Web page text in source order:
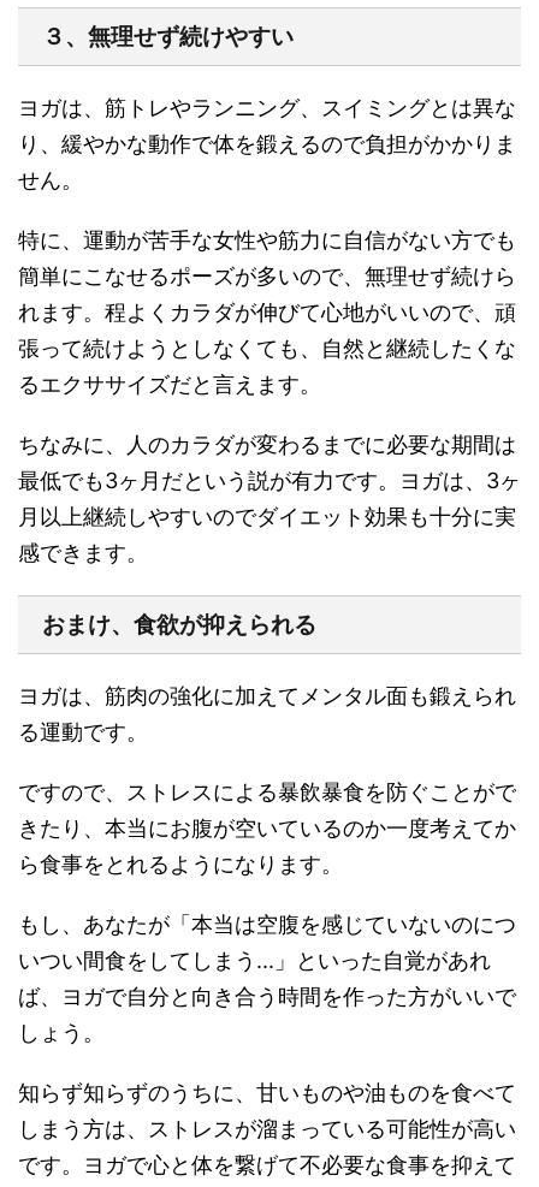
３、無理せず続けやすい
ヨガは、筋トレやランニング、スイミングとは異な
り、緩やかな動作で体を鍛えるので負担がかかりま
せん。
特に、 運動が苦手な女性や筋力に自信がない方でも
簡単にこなせるポーズが多いので、無理せず続けら
れます。程よくカラダが伸びて心地がいいので、頑
張って続けようとしなくても、自然と継続したくな
るエクササイズだと言えます。
ちなみに、
人のカラダが変わるまでに必要な期間は
最低でも3ヶ月 だという説が有力です。ヨガは、3ヶ
月以上継続しやすいのでダイエット効果も十分に実
感できます。
おまけ、食欲が抑えられる
ヨガは、筋肉の強化に加えて メンタル面も鍛えられ
る運動です。
ですので、ストレスによる暴飲暴食を防ぐことがで
きたり、本当にお腹が空いているのか一度考えてか
ら食事をとれるようになります。
もし、あなたが 「本当は空腹を感じていないのにつ
いつい間食をしてしまう...」といった自覚があれ
ば、ヨガで自分と向き合う時間を作った方がいいで
しょう。
知らず知らずのうちに、甘いものや油ものを食べて
しまう方は、ストレスが溜まっている可能性が高い
です。ヨガで心と体を繋げて不必要な食事を抑えて